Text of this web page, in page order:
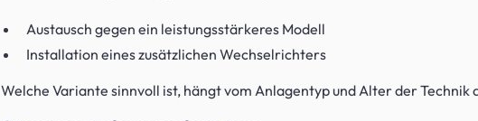
Austausch gegen ein leistungsstärkeres Modell
Installation eines zusätzlichen Wechselrichters
Welche Variante sinnvoll ist, hängt vom Anlagentyp und Alter der Technik